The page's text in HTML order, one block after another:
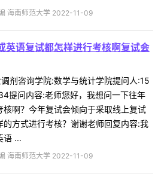
海南师范大学 2022-11-09
语复试都怎样进行考核啊复试会
剂咨询学院:数学与统计学院提问人:15
问内容:老师您好，我想问一下往年
啊？今年复试会倾向于采取线上复试
方式进行考核？谢谢老师回复内容:我
语 ...
海南师范大学 2022-11-09